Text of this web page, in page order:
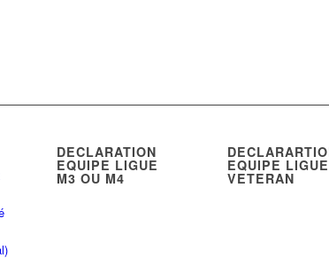
DECLARATION
EQUIPE LIGUE
M3 OU M4
EQUIPE LIGUE
VETERAN